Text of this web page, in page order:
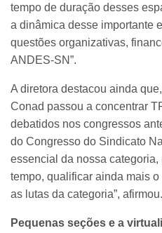
tempo de duração desses
a dinâmica desse importante
questões organizativas,
ANDES-SN”.
A diretora destacou ainda
Conad passou a concentrar
debatidos nos congressos
do Congresso do Sindicato
essencial da nossa
tempo, qualificar ainda mais
as lutas da categoria”, afirmou.
Pequenas seções e a